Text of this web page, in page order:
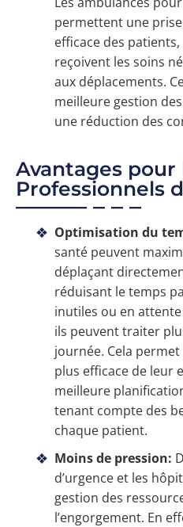
permettent une
efficace des
reçoivent les soins
aux déplacements.
meilleure gestion
une réduction des
Avantages pour
Professionnels
Optimisation du
santé peuvent
déplaçant
réduisant le temps
inutiles ou en
ils peuvent traiter
journée. Cela
plus efficace de leur
meilleure
tenant compte des
chaque patient.
Moins de pression:
d’urgence et les
gestion des
l’engorgement. En